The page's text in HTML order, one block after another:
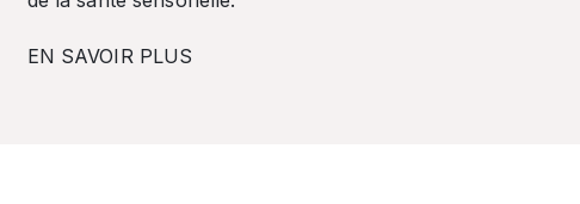
EN SAVOIR PLUS